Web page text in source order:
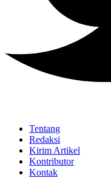
Tentang
Redaksi
Kirim Artikel
Kontributor
Kontak